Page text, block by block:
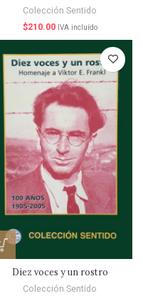
Colección Sentido
$210.00 IVA incluído
Diez voces y un rostro
Colección Sentido